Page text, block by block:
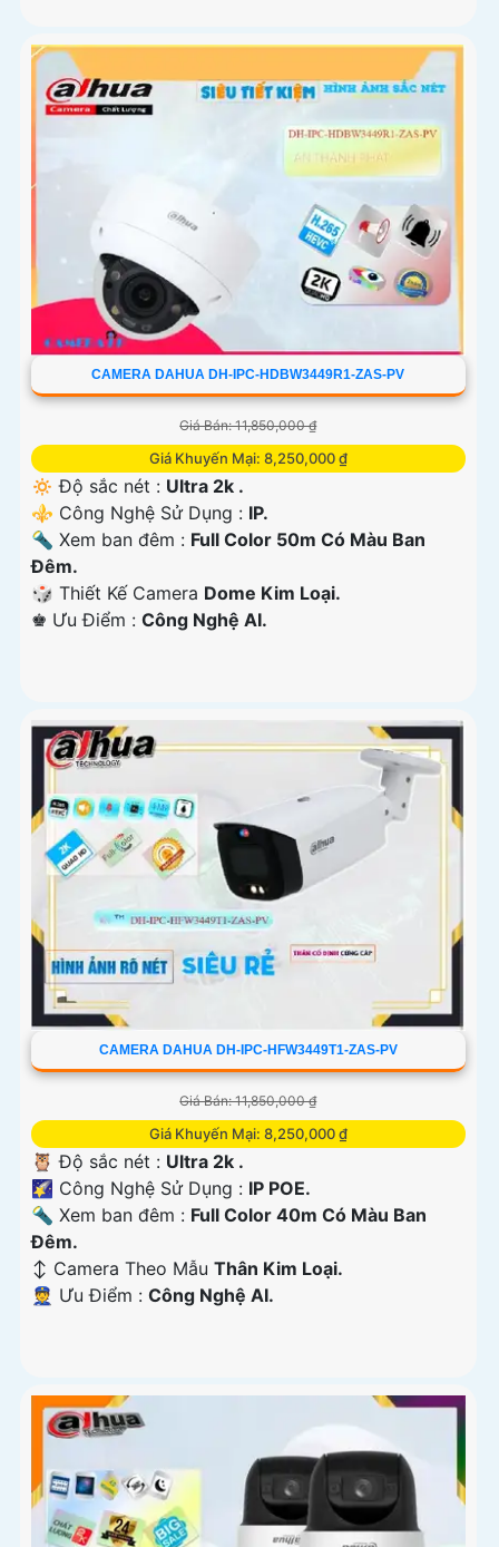
CAMERA DAHUA DH-IPC-HDBW3449R1-ZAS-PV
Giá Bán: 11,850,000 ₫
Giá Khuyến Mại: 8,250,000 ₫
🔅 Độ sắc nét : Ultra 2k .
⚜️ Công Nghệ Sử Dụng : IP.
🔦 Xem ban đêm : Full Color 50m Có Màu Ban
Đêm.
🎲 Thiết Kế Camera Dome Kim Loại.
️♚ Ưu Điểm : Công Nghệ AI.
CAMERA DAHUA DH-IPC-HFW3449T1-ZAS-PV
Giá Bán: 11,850,000 ₫
Giá Khuyến Mại: 8,250,000 ₫
🦉 Độ sắc nét : Ultra 2k .
🌠 Công Nghệ Sử Dụng : IP POE.
🔦 Xem ban đêm : Full Color 40m Có Màu Ban
Đêm.
↕️ Camera Theo Mẫu Thân Kim Loại.
️👮 Ưu Điểm : Công Nghệ AI.